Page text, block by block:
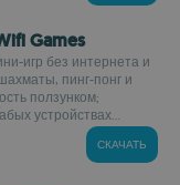
Games
игр без интернета и
пинг-понг и
ползунком;
устройствах...
СКАЧАТЬ